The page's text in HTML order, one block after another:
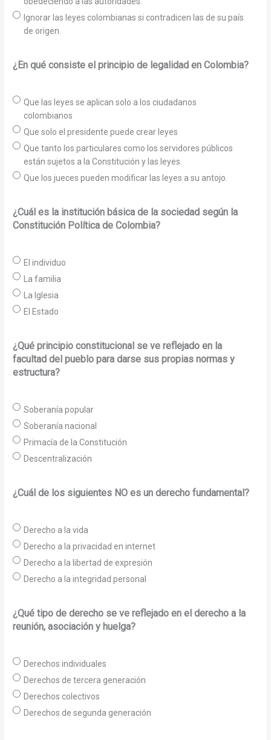
Ignorar las leyes colombianas si contradicen las de su país
de origen.
¿En qué consiste el principio de legalidad en Colombia?
Que las leyes se aplican solo a los ciudadanos
colombianos
Que solo el presidente puede crear leyes
Que tanto los particulares como los servidores públicos
están sujetos a la Constitución y las leyes.
Que los jueces pueden modificar las leyes a su antojo.
¿Cuál es la institución básica de la sociedad según la
Constitución Política de Colombia?
El individuo
La familia
La Iglesia
El Estado
¿Qué principio constitucional se ve reflejado en la
facultad del pueblo para darse sus propias normas y
estructura?
Soberanía popular
Soberanía nacional
Primacía de la Constitución
Descentralización
¿Cuál de los siguientes NO es un derecho fundamental?
Derecho a la vida
Derecho a la privacidad en internet
Derecho a la libertad de expresión
Derecho a la integridad personal
¿Qué tipo de derecho se ve reflejado en el derecho a la
reunión, asociación y huelga?
Derechos individuales
Derechos de tercera generación
Derechos colectivos
Derechos de segunda generación